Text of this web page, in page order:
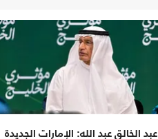
عبد الخالق عبد الله: الإمارات الجديدة